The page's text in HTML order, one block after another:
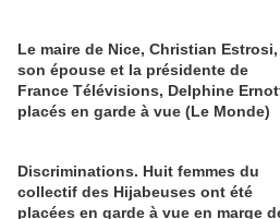
Le maire de Nice, Christian Estrosi,
son épouse et la présidente de
France Télévisions, Delphine
placés en garde à vue (Le Monde)
Discriminations. Huit femmes du
collectif des Hijabeuses ont été
placées en garde à vue en marge